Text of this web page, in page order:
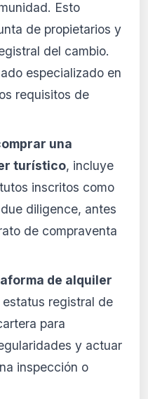
Esto
de propietarios y
del cambio.
especializado en
requisitos de
una
turístico, incluye
inscritos como
diligence, antes
de compraventa
de alquiler
estatus registral de
para
y actuar
inspección o